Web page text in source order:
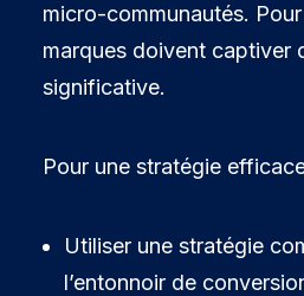
micro-communautés.
marques doivent captiver
significative.
Pour une stratégie
Utiliser une stratégie
l’entonnoir de